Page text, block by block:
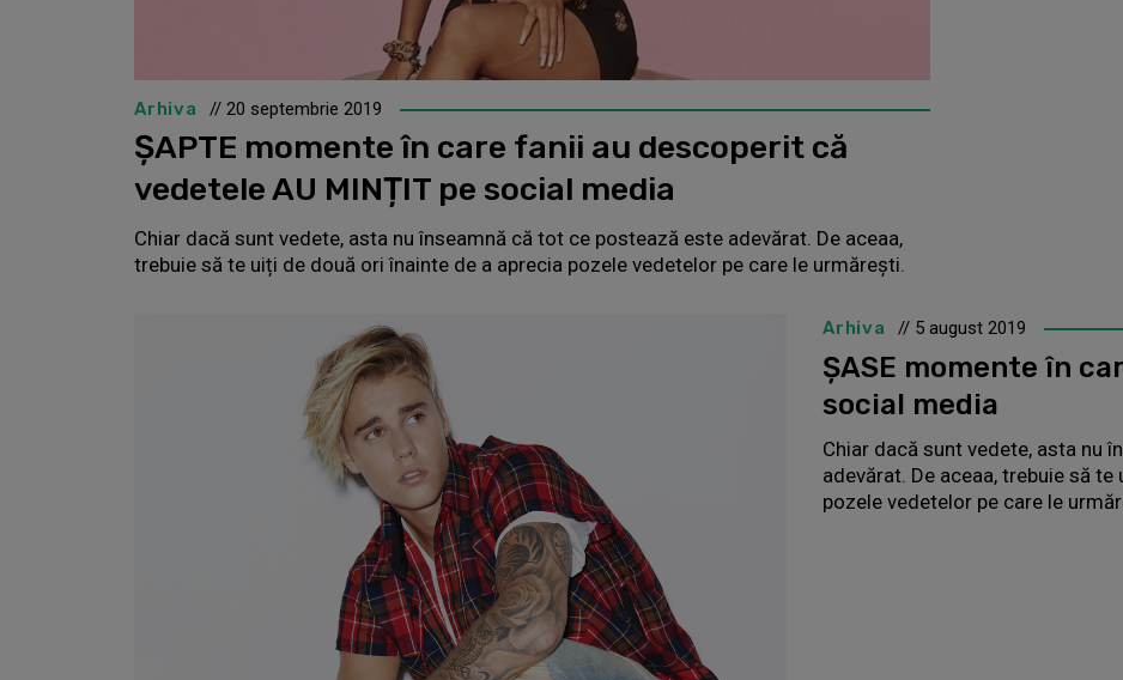
Arhiva // 20 septembrie 2019
ȘAPTE momente în care fanii au descoperit că
vedetele AU MINȚIT pe social media
Chiar dacă sunt vedete, asta nu înseamnă că tot ce postează este adevărat. De aceaa,
trebuie să te uiți de două ori înainte de a aprecia pozele vedetelor pe care le urmărești.
Arhiva // 5 august 2019
ȘASE momente în
social media
Chiar dacă sunt vedete, asta nu
adevărat. De aceaa, trebuie să
pozele vedetelor pe care le